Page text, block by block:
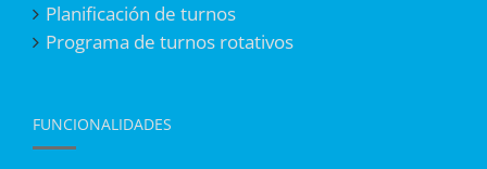
Planificación de turnos
Programa de turnos rotativos
FUNCIONALIDADES